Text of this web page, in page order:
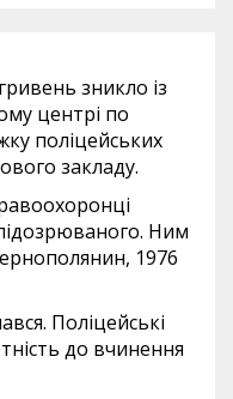
зникло із
центрі по
поліцейських
закладу.
Ним
1976
Поліцейські
до вчинення